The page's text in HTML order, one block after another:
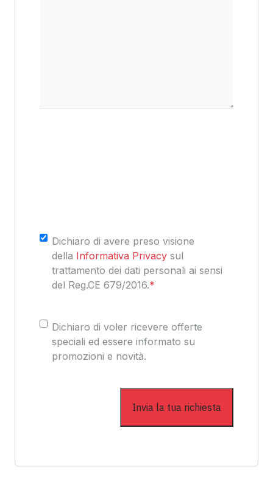
Consenso*
Dichiaro di avere preso visione
della Informativa Privacy sul
trattamento dei dati personali ai sensi
del Reg.CE 679/2016.*
Consenso
Dichiaro di voler ricevere offerte
speciali ed essere informato su
promozioni e novità.